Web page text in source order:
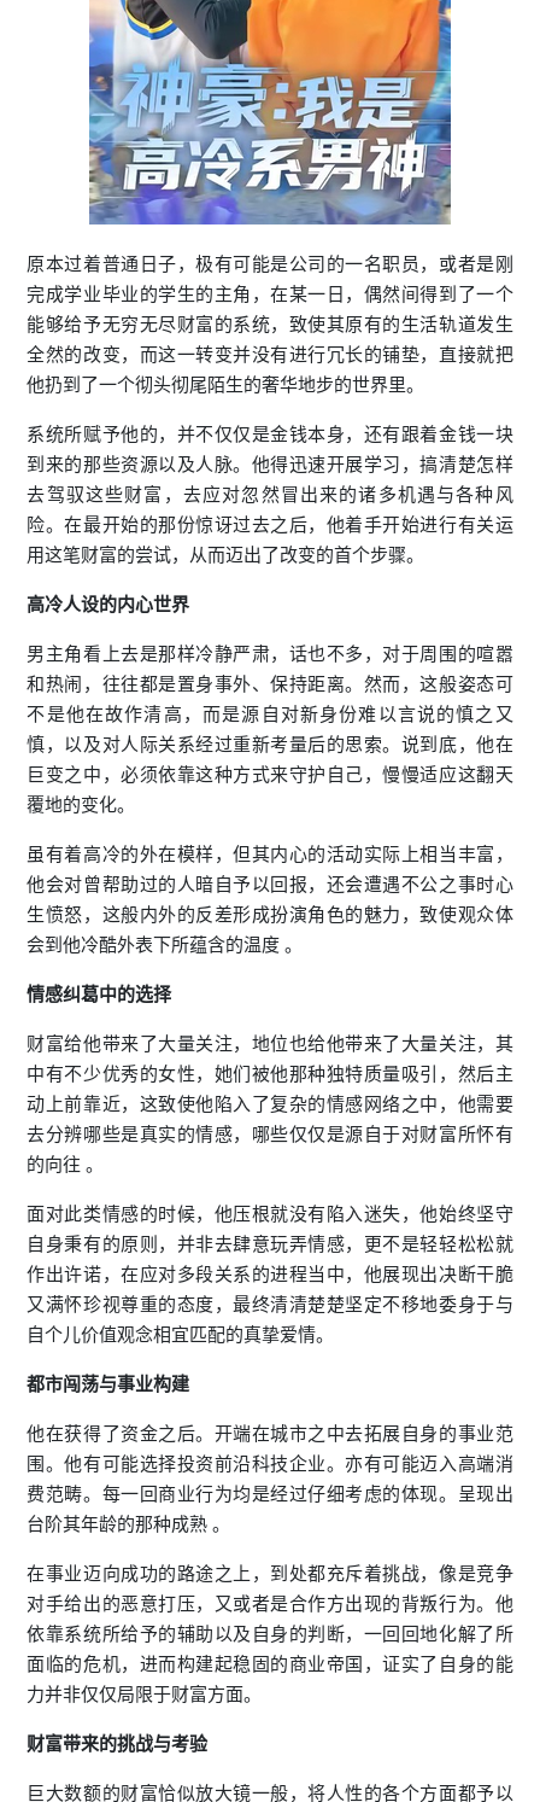
原本过着普通日子，极有可能是公司的一名职员，或者是刚
完成学业毕业的学生的主角，在某一日，偶然间得到了一个
能够给予无穷无尽财富的系统，致使其原有的生活轨道发生
全然的改变，而这一转变并没有进行冗长的铺垫，直接就把
他扔到了一个彻头彻尾陌生的奢华地步的世界里。
系统所赋予他的，并不仅仅是金钱本身，还有跟着金钱一块
到来的那些资源以及人脉。他得迅速开展学习，搞清楚怎样
去驾驭这些财富，去应对忽然冒出来的诸多机遇与各种风
险。在最开始的那份惊讶过去之后，他着手开始进行有关运
用这笔财富的尝试，从而迈出了改变的首个步骤。
高冷人设的内心世界
男主角看上去是那样冷静严肃，话也不多，对于周围的喧嚣
和热闹，往往都是置身事外、保持距离。然而，这般姿态可
不是他在故作清高，而是源自对新身份难以言说的慎之又
慎，以及对人际关系经过重新考量后的思索。说到底，他在
巨变之中，必须依靠这种方式来守护自己，慢慢适应这翻天
覆地的变化。
虽有着高冷的外在模样，但其内心的活动实际上相当丰富，
他会对曾帮助过的人暗自予以回报，还会遭遇不公之事时心
生愤怒，这般内外的反差形成扮演角色的魅力，致使观众体
会到他冷酷外表下所蕴含的温度 。
情感纠葛中的选择
财富给他带来了大量关注，地位也给他带来了大量关注，其
中有不少优秀的女性，她们被他那种独特质量吸引，然后主
动上前靠近，这致使他陷入了复杂的情感网络之中，他需要
去分辨哪些是真实的情感，哪些仅仅是源自于对财富所怀有
的向往 。
面对此类情感的时候，他压根就没有陷入迷失，他始终坚守
自身秉有的原则，并非去肆意玩弄情感，更不是轻轻松松就
作出许诺，在应对多段关系的进程当中，他展现出决断干脆
又满怀珍视尊重的态度，最终清清楚楚坚定不移地委身于与
自个儿价值观念相宜匹配的真挚爱情。
都市闯荡与事业构建
他在获得了资金之后。开端在城市之中去拓展自身的事业范
围。他有可能选择投资前沿科技企业。亦有可能迈入高端消
费范畴。每一回商业行为均是经过仔细考虑的体现。呈现出
台阶其年龄的那种成熟 。
在事业迈向成功的路途之上，到处都充斥着挑战，像是竞争
对手给出的恶意打压，又或者是合作方出现的背叛行为。他
依靠系统所给予的辅助以及自身的判断，一回回地化解了所
面临的危机，进而构建起稳固的商业帝国，证实了自身的能
力并非仅仅局限于财富方面。
财富带来的挑战与考验
巨大数额的财富恰似放大镜一般，将人性的各个方面都予以